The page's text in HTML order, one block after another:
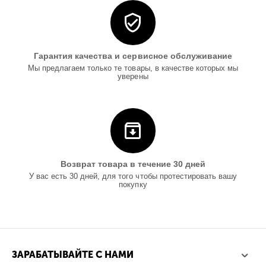
Гарантия качества и сервисное обслуживание
Мы предлагаем только те товары, в качестве которых мы
уверены
Возврат товара в течение 30 дней
У вас есть 30 дней, для того чтобы протестировать вашу
покупку
ЗАРАБАТЫВАЙТЕ С НАМИ